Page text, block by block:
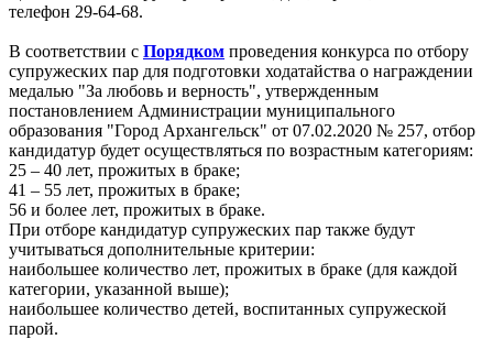
телефон 29-64-68.
В соответствии с Порядком проведения конкурса по отбору
супружеских пар для подготовки ходатайства о награждении
медалью "За любовь и верность", утвержденным
постановлением Администрации муниципального
образования "Город Архангельск" от 07.02.2020 № 257, отбор
кандидатур будет осуществляться по возрастным категориям:
25 ‒ 40 лет, прожитых в браке;
41 ‒ 55 лет, прожитых в браке;
56 и более лет, прожитых в браке.
При отборе кандидатур супружеских пар также будут
учитываться дополнительные критерии:
наибольшее количество лет, прожитых в браке (для каждой
категории, указанной выше);
наибольшее количество детей, воспитанных супружеской
парой.